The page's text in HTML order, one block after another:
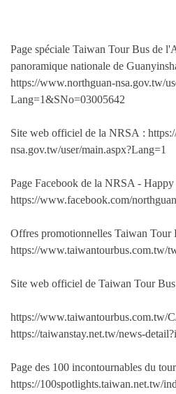
Page spéciale Taiwan Tour Bus de
panoramique nationale de
https://www.northguan-nsa.gov.tw/
Lang=1&SNo=03005642
Site web officiel de la NRSA :
nsa.gov.tw/user/main.aspx?Lang=1
Page Facebook de la NRSA -
https://www.facebook.com/
Offres promotionnelles Taiwan Tour
https://www.taiwantourbus.com.tw/
Site web officiel de Taiwan Tour
https://www.taiwantourbus.com.tw/
https://taiwanstay.net.tw/news-
Page des 100 incontournables du
https://100spotlights.taiwan.net.tw/